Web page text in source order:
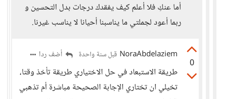
أما عنكِ فلا أعلم كيف يفقدك درجات بدل التحسين و
ربما أعود لجملتي ما يناسبنا أحيانا لا يناسب غيرنا.
0
NoraAbdelaziem قبل سنة واحدة أضف ردا
طريقة الاستبعاد في حل الاختياري طريقة تأخذ وقتا،
تخيلي ان تختاري الإجابة الصحيحة مباشرة أم تذهبي